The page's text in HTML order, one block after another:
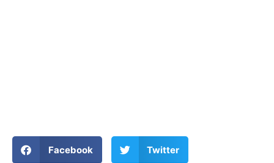
Facebook Twitter